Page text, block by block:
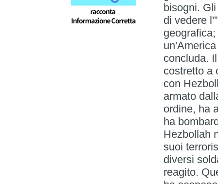
bisogni.
di vedere
concluda.
costretto a
con
armato
ordine, ha
ha
Hezbollah
suoi
diversi
reagito.